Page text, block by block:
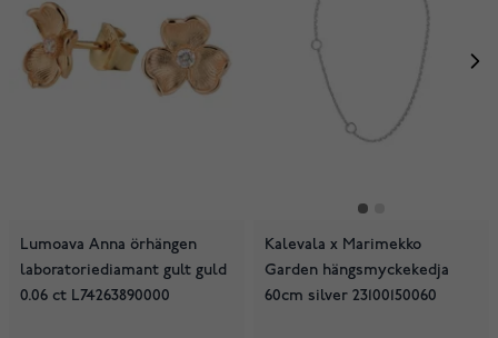
Lumoava Anna örhängen
laboratoriediamant gult guld
0.06 ct L74263890000
Kalevala x Marimekko
Garden hängsmyckekedja
60cm silver 23100150060